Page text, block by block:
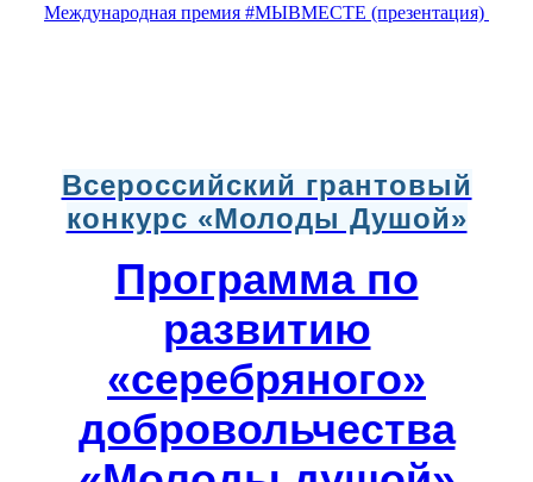
Международная премия #МЫВМЕСТЕ (презентация)
Всероссийский грантовый
конкурс «Молоды Душой»
Программа по
развитию
«серебряного»
добровольчества